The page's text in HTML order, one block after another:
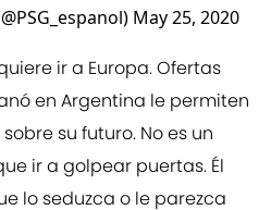
May 25, 2020
ir a Europa. Ofertas
en Argentina le permiten
su futuro. No es un
ir a golpear puertas. Él
lo seduzca o le parezca